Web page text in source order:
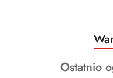
Pomiń karuzelę
o
Produkty
Ostatnio